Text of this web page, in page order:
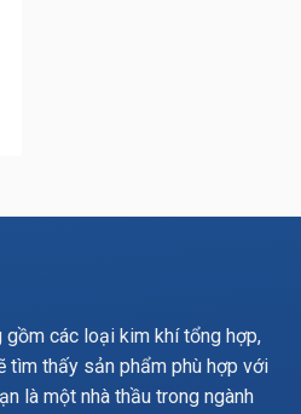
các loại kim khí tổng hợp,
tìm thấy sản phẩm phù hợp với
là một nhà thầu trong ngành